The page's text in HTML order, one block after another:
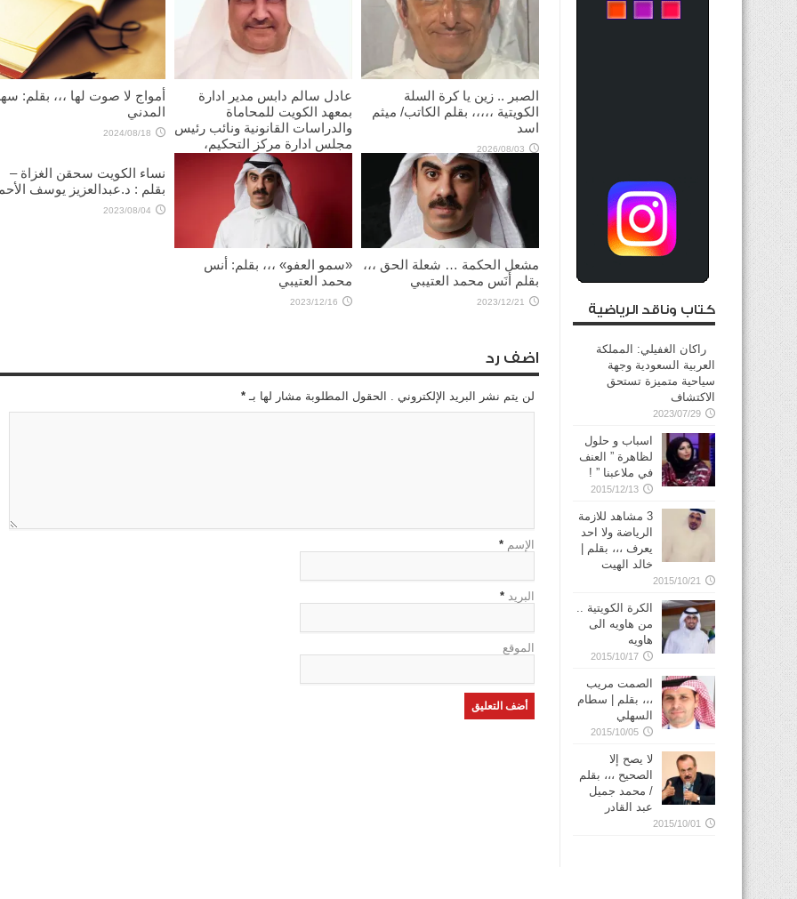
الصبر .. زين يا كرة السلة
الكويتية ،،،،، بقلم الكاتب/ ميثم
اسد
2026/08/03
عادل سالم دابس مدير ادارة
بمعهد الكويت للمحاماة
والدراسات القانونية ونائب رئيس
مجلس ادارة مركز التحكيم،
يكتب: تفعيل قانون الوساطة في
المنازعات ضرورة لتعزيز العدالة
وتطوير العمل القانوني في
2025/09/18
أمواج لا صوت لها ،،، بقلم:
المدني
2024/08/18
مشعل الحكمة … شعلة الحق ،،،
بقلم أنَس محمد العتيبي
2023/12/21
«سمو العفو» ،،، بقلم: أنس
محمد العتيبي
2023/12/16
نساء الكويت سحقن الغزاة –
بقلم : د.عبدالعزيز يوسف
2023/08/04
اضف رد
لن يتم نشر البريد الإلكتروني . الحقول المطلوبة مشار لها بـ *
الإسم *
البريد *
الموقع
كتاب وناقد الرياضية
راكان الغفيلي: المملكة
العربية السعودية وجهة
سياحية متميزة تستحق
الاكتشاف
2023/07/29
اسباب و حلول
لظاهرة ” العنف
في ملاعبنا ” !
2015/12/13
3 مشاهد للازمة
الرياضة ولا احد
يعرف ،،، بقلم |
خالد الهيت
2015/10/21
الكرة الكويتية ..
من هاويه الى
هاويه
2015/10/17
الصمت مريب
،،، بقلم | سطام
السهلي
2015/10/05
لا يصح إلا
الصحيح ،،، بقلم
/ محمد جميل
عبد القادر
2015/10/01